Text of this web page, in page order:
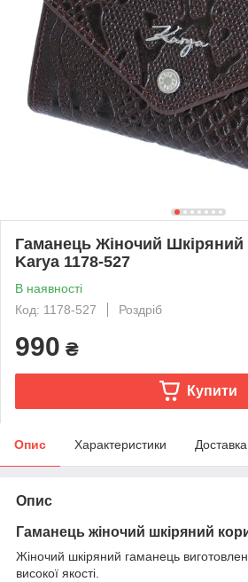
Гаманець Жіночий
Karya 1178-527
В наявності
Код: 1178-527
Роздріб
990 ₴
Купити
Опис Характеристики Доставка
Опис
Гаманець жіночий шкіряний
Жіночий шкіряний гаманець
високої якості.